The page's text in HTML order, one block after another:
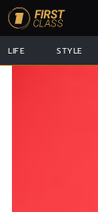
LIFE STYLE